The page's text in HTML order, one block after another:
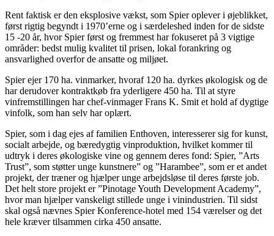
Rent faktisk er den eksplosive vækst, som Spier oplever i øjeblikket,
først rigtig begyndt i 1970’erne og i særdeleshed inden for de sidste
15 -20 år, hvor Spier først og fremmest har fokuseret på 3 vigtige
områder: bedst mulig kvalitet til prisen, lokal forankring og
ansvarlighed overfor de ansatte og miljøet.
Spier ejer 170 ha. vinmarker, hvoraf 120 ha. dyrkes økologisk og de
har derudover kontraktkøb fra yderligere 450 ha. Til at styre
vinfremstillingen har chef-vinmager Frans K. Smit et hold af dygtige
vinfolk, som han selv har oplært.
Spier, som i dag ejes af familien Enthoven, interesserer sig for kunst,
socialt arbejde, og bæredygtig vinproduktion, hvilket kommer til
udtryk i deres økologiske vine og gennem deres fond: Spier, ”Arts
Trust”, som støtter unge kunstnere” og ”Harambee”, som er et andet
projekt, der træner og hjælper unge arbejdsløse til deres første job.
Det helt store projekt er ”Pinotage Youth Development Academy”,
hvor man hjælper vanskeligt stillede unge i vinindustrien. Til sidst
skal også nævnes Spier Konference-hotel med 154 værelser og det
hele kræver tilsammen cirka 450 ansatte.